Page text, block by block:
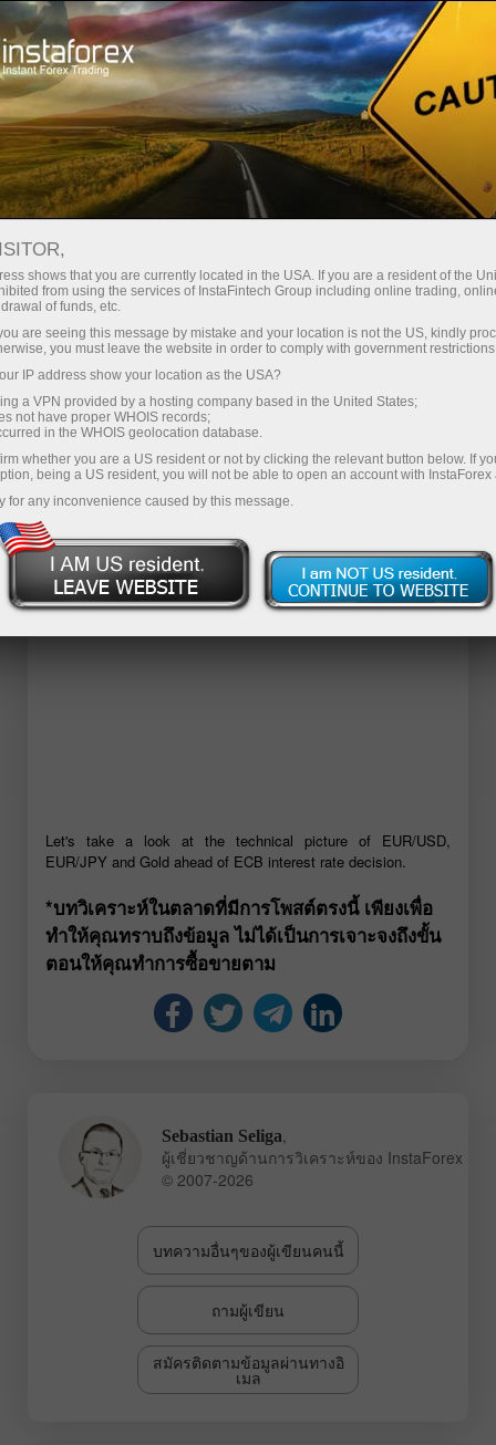
For Traders Analytical Reviews Technical analysis
14.09.2023: Forex Analysis &
Reviews: Forex forecast 09/14/2023
EUR/USD, EUR/JPY and Gold from
Sebastian Seliga
เปิดบัญชีซื้อขาย
เปิดบัญชีเดโม่
Let's take a look at the technical picture of EUR/USD,
EUR/JPY and Gold ahead of ECB interest rate decision.
*บทวิเคราะห์ในตลาดที่มีการโพสต์ตรงนี้ เพียงเพื่อ
ทำให้คุณทราบถึงข้อมูล ไม่ได้เป็นการเจาะจงถึงขั้น
ตอนให้คุณทำการซื้อขายตาม
Sebastian Seliga
ผู้เชี่ยวชาญด้านการวิเคราะห์ของ InstaForex
© 2007-2026
บทความอื่นๆของผู้เขียนคนนี้
ถามผู้เขียน
สมัครติดตามข้อมูลผ่านทางอิ
เมล
shows that you are currently located in the USA. If you are a resident of the
from using the services of InstaFintech Group including online trading,
of funds, etc.
are seeing this message by mistake and your location is not the US, kindly
you must leave the website in order to comply with government
IP address show your location as the USA?
a VPN provided by a hosting company based in the United States;
not have proper WHOIS records;
in the WHOIS geolocation database.
whether you are a US resident or not by clicking the relevant button below. If
being a US resident, you will not be able to open an account with InstaForex
for any inconvenience caused by this message.